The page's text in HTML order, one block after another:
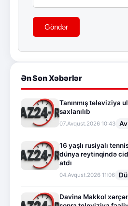
Göndər
Ən Son Xəbərlər
Tanınmış televiziya
saxlanılıb
07.Avqust.2026 10:43
16 yaşlı rusiyalı
dünya reytinqində
atdı
04.Avqust.2026 11:06
Davina Makkol